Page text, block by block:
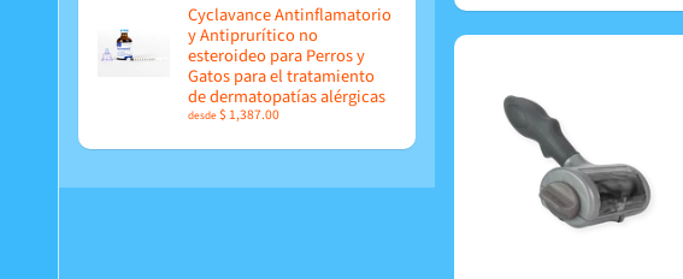
Cyclavance Antinflamatorio
y Antiprurítico no
esteroideo para Perros y
Gatos para el tratamiento
de dermatopatías alérgicas
desde$ 1,387.00